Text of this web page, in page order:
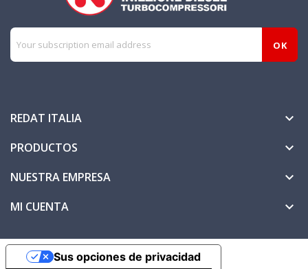
REDAT ITALIA 
PRODUCTOS 
NUESTRA EMPRESA 
MI CUENTA 
Sus opciones de privacidad